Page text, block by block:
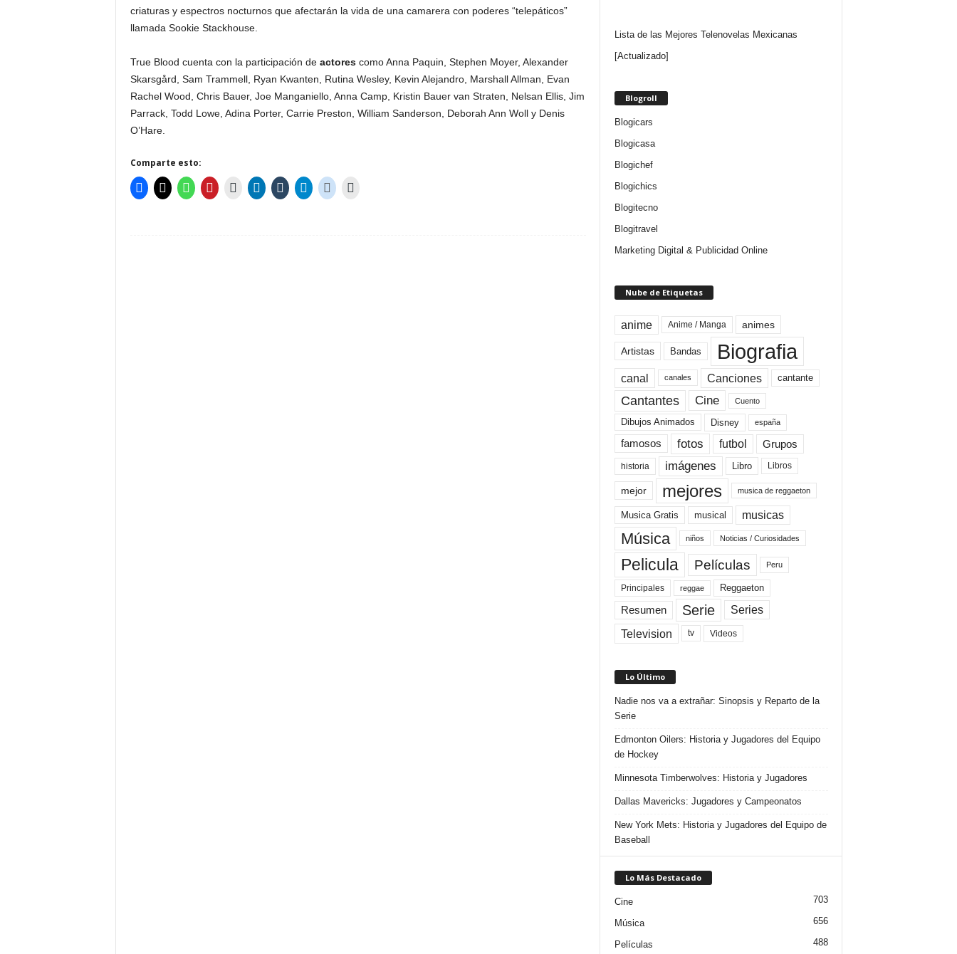
criaturas y espectros nocturnos que afectarán la vida de una camarera con poderes “telepáticos”
llamada Sookie Stackhouse.
True Blood cuenta con la participación de actorescomo Anna Paquin, Stephen Moyer, Alexander
Skarsgård, Sam Trammell, Ryan Kwanten, Rutina Wesley, Kevin Alejandro, Marshall Allman, Evan
Rachel Wood, Chris Bauer, Joe Manganiello, Anna Camp, Kristin Bauer van Straten, Nelsan Ellis, Jim
Parrack, Todd Lowe, Adina Porter, Carrie Preston, William Sanderson, Deborah Ann Woll y Denis
O’Hare.
Comparte esto:
Lista de las Mejores Telenovelas Mexicanas
[Actualizado]
Blogroll
Blogicars
Blogicasa
Blogichef
Blogichics
Blogitecno
Blogitravel
Marketing Digital & Publicidad Online
Nube de Etiquetas
anime Anime / Manga animes
Artistas Bandas Biografia
canal canales Canciones cantante
Cantantes Cine Cuento
Dibujos Animados Disney españa
famosos fotos futbol Grupos
historia imágenes Libro Libros
mejor mejores musica de reggaeton
Musica Gratis musical musicas
Música niños Noticias / Curiosidades
Pelicula Películas Peru
Principales reggae Reggaeton
Resumen Serie Series
Television tv Videos
Lo Último
Nadie nos va a extrañar: Sinopsis y Reparto de la
Serie
Edmonton Oilers: Historia y Jugadores del Equipo
de Hockey
Minnesota Timberwolves: Historia y Jugadores
Dallas Mavericks: Jugadores y Campeonatos
New York Mets: Historia y Jugadores del Equipo de
Baseball
Lo Más Destacado
Cine 703
Música 656
Películas 488